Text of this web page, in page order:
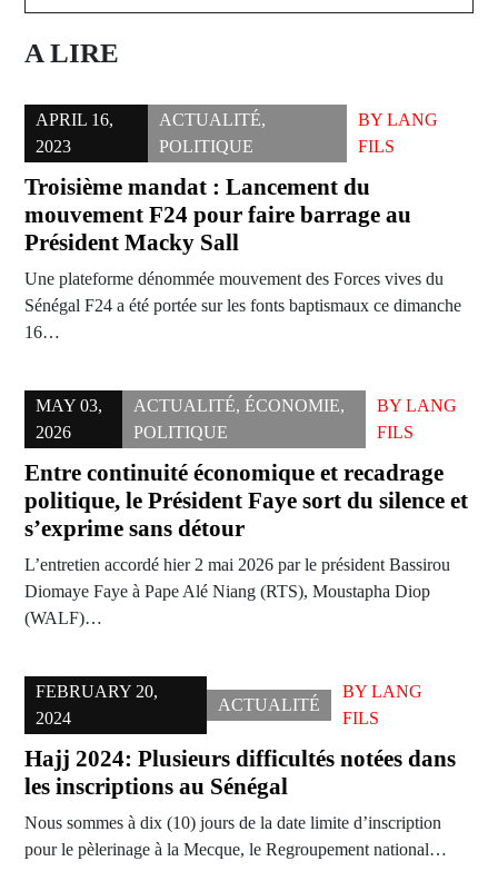
A LIRE
APRIL 16,
2023
ACTUALITÉ,
POLITIQUE
BYLANG
FILS
Troisième mandat : Lancement du
mouvement F24 pour faire barrage au
Président Macky Sall
Une plateforme dénommée mouvement des Forces vives du
Sénégal F24 a été portée sur les fonts baptismaux ce dimanche
16…
MAY 03,
2026
ACTUALITÉ,ÉCONOMIE,
POLITIQUE
BY LANG
FILS
Entre continuité économique et recadrage
politique, le Président Faye sort du silence et
s’exprime sans détour
L’entretien accordé hier 2 mai 2026 par le président Bassirou
Diomaye Faye à Pape Alé Niang (RTS), Moustapha Diop
(WALF)…
FEBRUARY 20,
2024
ACTUALITÉ
BYLANG
FILS
Hajj 2024: Plusieurs difficultés notées dans
les inscriptions au Sénégal
Nous sommes à dix (10) jours de la date limite d’inscription
pour le pèlerinage à la Mecque, le Regroupement national…